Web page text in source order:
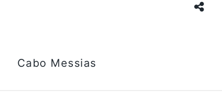
Cabo Messias